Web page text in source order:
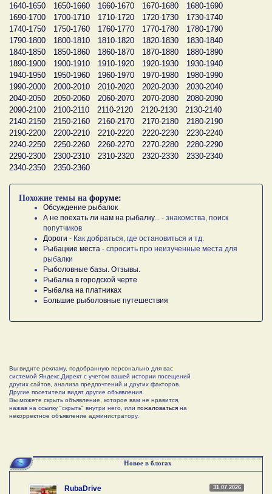
1640-1650
1650-1660 1660-1670 1670-1680
1680-1690
1690-1700
1700-1710 1710-1720 1720-1730
1730-1740
1740-1750
1750-1760 1760-1770 1770-1780
1780-1790
1790-1800
1800-1810 1810-1820 1820-1830
1830-1840
1840-1850
1850-1860 1860-1870 1870-1880
1880-1890
1890-1900
1900-1910 1910-1920 1920-1930
1930-1940
1940-1950
1950-1960 1960-1970 1970-1980
1980-1990
1990-2000
2000-2010 2010-2020 2020-2030
2030-2040
2040-2050
2050-2060 2060-2070 2070-2080
2080-2090
2090-2100
2100-2110 2110-2120 2120-2130
2130-2140
2140-2150
2150-2160 2160-2170 2170-2180
2180-2190
2190-2200
2200-2210 2210-2220 2220-2230
2230-2240
2240-2250
2250-2260 2260-2270 2270-2280
2280-2290
2290-2300
2300-2310 2310-2320 2320-2330
2330-2340
2340-2350
2350-2360
Похожие темы на форуме:
Обсуждение рыбалок
А не поехать ли нам на рыбалку...
- знакомства, поиск
попутчиков
Дороги - Как добраться, где остановиться и тд.
Рыбацкие места - спросить про неизученные места для
рыбалки
Рыболовные базы. Отзывы.
Рыбалка в городской черте
Рыбалка на платниках
Большие рыболовные путешествия
Вы видите рекламу, подобранную персонально для вас
системой Яндекс.Директ с учетом вашей истории посещений
других сайтов, анализа предпочтений и других факторов.
Другие посетители видят другие объявления.
Вы можете скрыть объявление, которое вам не нравится,
нажав на ссылку "скрыть" внутри него, или пожаловаться на
некорректное объявление администратору.
Новое в блогах
31.07.2026
RubaDrive